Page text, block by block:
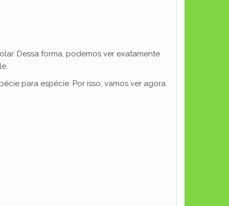
Dessa forma, podemos ver exatamente
para espécie. Por isso, vamos ver agora